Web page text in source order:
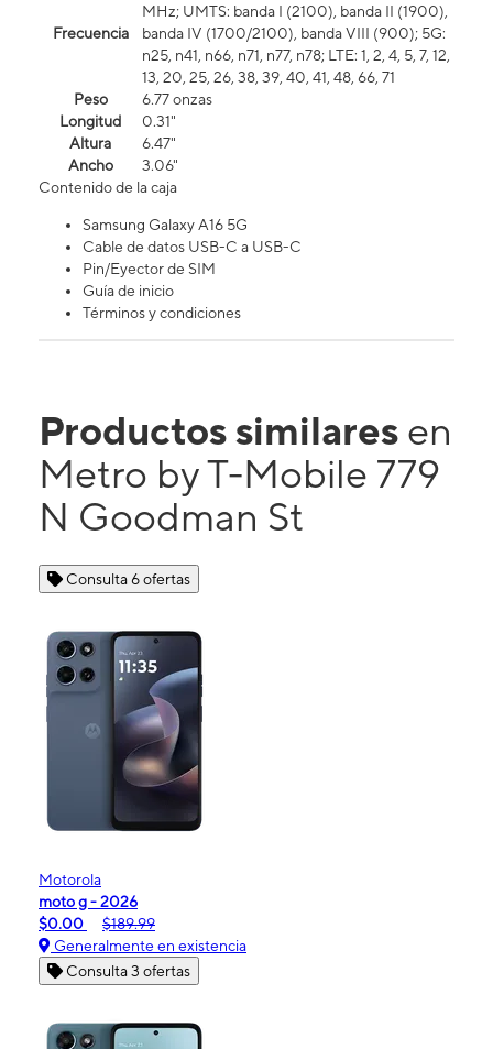
Frecuencia
MHz; UMTS: banda I (2100), banda II (1900),
banda IV (1700/2100), banda VIII (900); 5G:
n25, n41, n66, n71, n77, n78; LTE: 1, 2, 4, 5, 7, 12,
13, 20, 25, 26, 38, 39, 40, 41, 48, 66, 71
Peso
6.77 onzas
Longitud
0.31"
Altura
6.47"
Ancho
3.06"
Contenido de la caja
Samsung Galaxy A16 5G
Cable de datos USB-C a USB-C
Pin/Eyector de SIM
Guía de inicio
Términos y condiciones
Productos similares en
Metro by T-Mobile 779
N Goodman St
Consulta 6 ofertas
Motorola
moto g - 2026
$0.00
$189.99
Generalmente en existencia
Consulta 3 ofertas